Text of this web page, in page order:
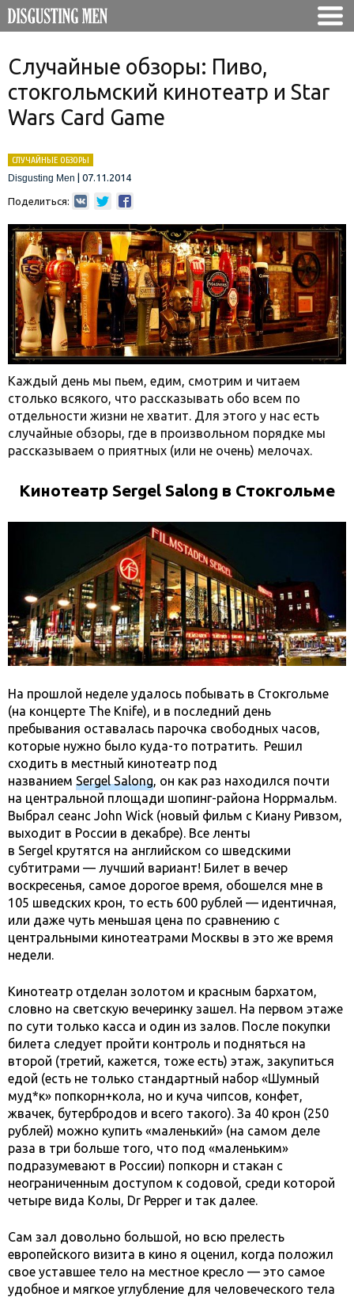
Случайные обзоры: Пиво,
стокгольмский кинотеатр и Star
Wars Card Game
СЛУЧАЙНЫЕ ОБЗОРЫ
Disgusting Men
07.11.2014
Поделиться:
Каждый день мы пьем, едим, смотрим и читаем
столько всякого, что рассказывать обо всем по
отдельности жизни не хватит. Для этого у нас есть
случайные обзоры, где в произвольном порядке мы
рассказываем о приятных (или не очень) мелочах.
Кинотеатр Sergel Salong в Стокгольме
На прошлой неделе удалось побывать в Стокгольме
(на концерте The Knife), и в последний день
пребывания оставалась парочка свободных часов,
которые нужно было куда-то потратить. Решил
сходить в местный кинотеатр под
названием Sergel Salong, он как раз находился почти
на центральной площади шопинг-района Норрмальм.
Выбрал сеанс John Wick (новый фильм с Киану Ривзом,
выходит в России в декабре). Все ленты
в Sergel крутятся на английском со шведскими
субтитрами — лучший вариант! Билет в вечер
воскресенья, самое дорогое время, обошелся мне в
105 шведских крон, то есть 600 рублей — идентичная,
или даже чуть меньшая цена по сравнению с
центральными кинотеатрами Москвы в это же время
недели.
Кинотеатр отделан золотом и красным бархатом,
словно на светскую вечеринку зашел. На первом этаже
по сути только касса и один из залов. После покупки
билета следует пройти контроль и подняться на
второй (третий, кажется, тоже есть) этаж, закупиться
едой (есть не только стандартный набор «Шумный
муд*к» попкорн+кола, но и куча чипсов, конфет,
жвачек, бутербродов и всего такого). За 40 крон (250
рублей) можно купить «маленький» (на самом деле
раза в три больше того, что под «маленьким»
подразумевают в России) попкорн и стакан с
неограниченным доступом к содовой, среди которой
четыре вида Колы, Dr Pepper и так далее.
Сам зал довольно большой, но всю прелесть
европейского визита в кино я оценил, когда положил
свое уставшее тело на местное кресло — это самое
удобное и мягкое углубление для человеческого тела